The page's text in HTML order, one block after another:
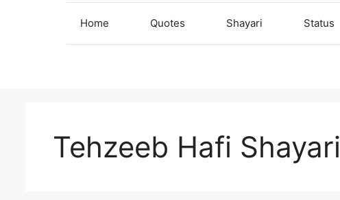
Home Quotes Shayari Status
Tehzeeb Hafi Shayari